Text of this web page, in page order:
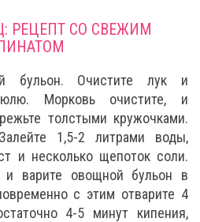
РЕЦЕПТ СО СВЕЖИМ
бульон. Очистите лук и
Морковь очистите, и
толстыми кружочками.
1,5-2 литрами воды,
и несколько щепоток соли.
варите овощной бульон в
с этим отварите 4
4-5 минут кипения,